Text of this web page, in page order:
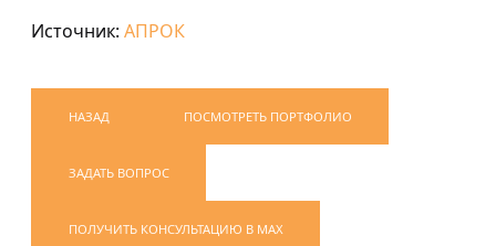
Источник: АПРОК
НАЗАД ПОСМОТРЕТЬ ПОРТФОЛИО
ЗАДАТЬ ВОПРОС
ПОЛУЧИТЬ КОНСУЛЬТАЦИЮ В MAX